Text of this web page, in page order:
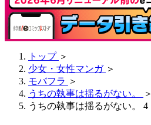
トップ ＞
少女・女性マンガ ＞
モバフラ ＞
うちの執事は揺るがない。
＞
うちの執事は揺るがない。 4